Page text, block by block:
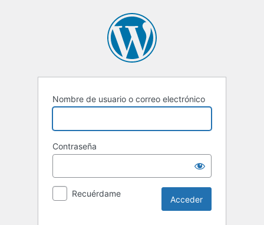
Nombre de usuario o correo electrónico
Contraseña
Recuérdame